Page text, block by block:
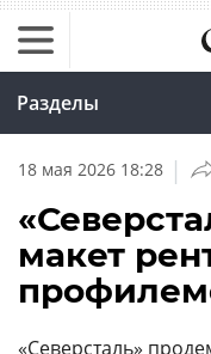
Разделы
18 мая 2026 18:28 |
макет
«Северсталь»